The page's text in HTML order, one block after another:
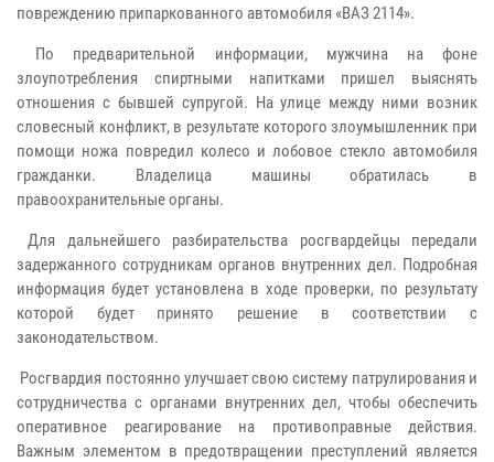
повреждению припаркованного автомобиля «ВАЗ 2114».
По предварительной информации, мужчина на фоне
злоупотребления спиртными напитками пришел выяснять
отношения с бывшей супругой. На улице между ними возник
словесный конфликт, в результате которого злоумышленник при
помощи ножа повредил колесо и лобовое стекло автомобиля
гражданки. Владелица машины обратилась в
правоохранительные органы.
Для дальнейшего разбирательства росгвардейцы передали
задержанного сотрудникам органов внутренних дел. Подробная
информация будет установлена в ходе проверки, по результату
которой будет принято решение в соответствии с
законодательством.
Росгвардия постоянно улучшает свою систему патрулирования и
сотрудничества с органами внутренних дел, чтобы обеспечить
оперативное реагирование на противоправные действия.
Важным элементом в предотвращении преступлений является